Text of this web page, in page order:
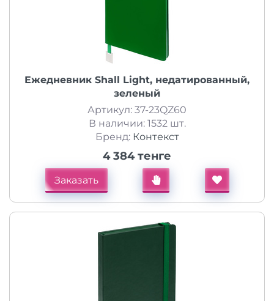
Ежедневник Shall Light, недатированный,
зеленый
Артикул: 37-23QZ60
В наличии: 1532 шт.
Бренд: Контекст
4 384 тенге
Заказать